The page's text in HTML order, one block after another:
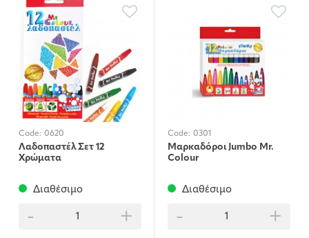
Code: 0620
Λαδοπαστέλ Σετ 12
Χρώματα
Διαθέσιμο
- +
Code: 0301
Μαρκαδόροι Jumbo Mr.
Colour
Διαθέσιμο
- +